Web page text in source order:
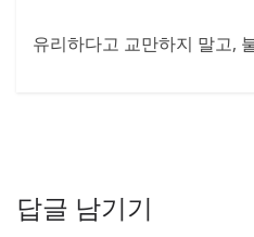
유리하다고 교만하지 말고,
답글 남기기